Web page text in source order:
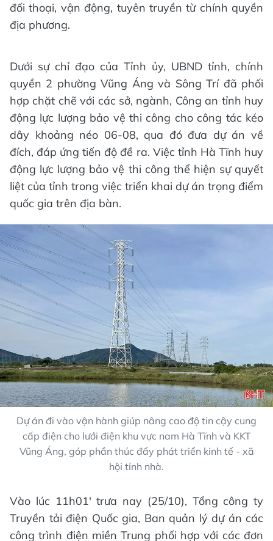
đối thoại, vận động, tuyên truyền từ chính quyền
địa phương.
Dưới sự chỉ đạo của Tỉnh ủy, UBND tỉnh, chính
quyền 2 phường Vũng Áng và Sông Trí đã phối
hợp chặt chẽ với các sở, ngành, Công an tỉnh huy
động lực lượng bảo vệ thi công cho công tác kéo
dây khoảng néo 06-08, qua đó đưa dự án về
đích, đáp ứng tiến độ đề ra. Việc tỉnh Hà Tĩnh huy
động lực lượng bảo vệ thi công thể hiện sự quyết
liệt của tỉnh trong việc triển khai dự án trọng điểm
quốc gia trên địa bàn.
Dự án đi vào vận hành giúp nâng cao độ tin cậy cung
cấp điện cho lưới điện khu vực nam Hà Tĩnh và KKT
Vũng Áng, góp phần thúc đẩy phát triển kinh tế - xã
hội tỉnh nhà.
Vào lúc 11h01' trưa nay (25/10), Tổng công ty
Truyền tải điện Quốc gia, Ban quản lý dự án các
công trình điện miền Trung phối hợp với các đơn